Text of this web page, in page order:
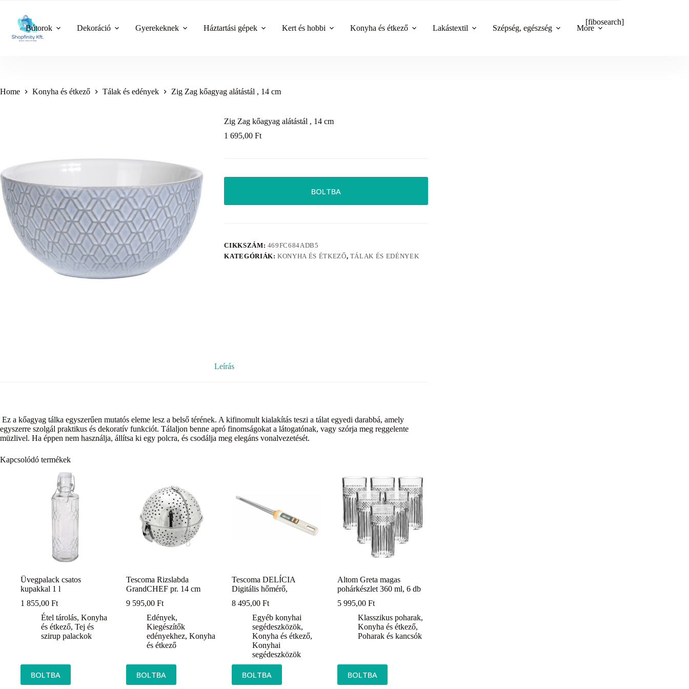
content
Bútorok Dekoráció Gyerekeknek Háztartási gépek Kert és hobbi Konyha és étkező Lakástextil Szépség, egészség More
[fibosearch]
Home Konyha és étkező Tálak és edények Zig Zag kőagyag alátástál , 14 cm
Zig Zag kőagyag alátástál , 14 cm
1 695,00Ft
BOLTBA
CIKKSZÁM: 469FC684ADB5
KATEGÓRIÁK:KONYHA ÉS ÉTKEZŐ, TÁLAK ÉS EDÉNYEK
Leírás
Ez a kőagyag tálka egyszerűen mutatós eleme lesz a belső térének. A kifinomult kialakítás teszi a tálat egyedi darabbá, amely
egyszerre szolgál praktikus és dekoratív funkciót. Tálaljon benne apró finomságokat a látogatónak, vagy szórja meg reggelente
müzlivel. Ha éppen nem használja, állítsa ki egy polcra, és csodálja meg elegáns vonalvezetését.
Kapcsolódó termékek
Üvegpalack csatos
kupakkal 1 l
1 855,00 Ft
Étel tárolás, Konyha
és étkező, Tej és
szirup palackok
BOLTBA
Tescoma Rizslabda
GrandCHEF pr. 14 cm
9 595,00Ft
Edények,
Kiegészítők
edényekhez,Konyha
és étkező
BOLTBA
Tescoma DELÍCIA
Digitális hőmérő,
8 495,00Ft
Egyéb konyhai
segédeszközök,
Konyha és étkező,
Konyhai
segédeszközök
BOLTBA
Altom Greta magas
pohárkészlet 360 ml, 6 db
5 995,00Ft
Klasszikus poharak,
Konyha és étkező,
Poharak és kancsók
BOLTBA